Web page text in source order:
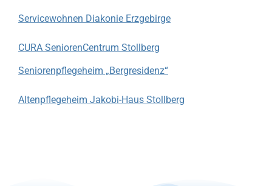
Servicewohnen Diakonie Erzgebirge
CURA SeniorenCentrum Stollberg
Seniorenpflegeheim „Bergresidenz“
Altenpflegeheim Jakobi-Haus Stollberg